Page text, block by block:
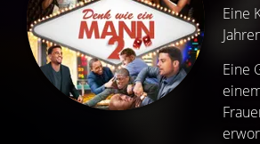
Eine
Eine